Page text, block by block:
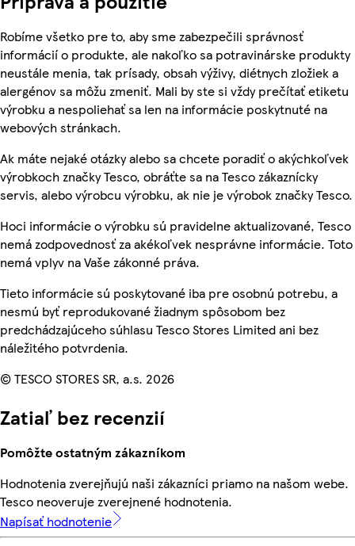
Robíme všetko pre to, aby sme zabezpečili správnosť
informácií o produkte, ale nakoľko sa potravinárske produkty
neustále menia, tak prísady, obsah výživy, diétnych zložiek a
alergénov sa môžu zmeniť. Mali by ste si vždy prečítať etiketu
výrobku a nespoliehať sa len na informácie poskytnuté na
webových stránkach.
Ak máte nejaké otázky alebo sa chcete poradiť o akýchkoľvek
výrobkoch značky Tesco, obráťte sa na Tesco zákaznícky
servis, alebo výrobcu výrobku, ak nie je výrobok značky Tesco.
Hoci informácie o výrobku sú pravidelne aktualizované, Tesco
nemá zodpovednosť za akékoľvek nesprávne informácie. Toto
nemá vplyv na Vaše zákonné práva.
Tieto informácie sú poskytované iba pre osobnú potrebu, a
nesmú byť reprodukované žiadnym spôsobom bez
predchádzajúceho súhlasu Tesco Stores Limited ani bez
náležitého potvrdenia.
© TESCO STORES SR, a.s. 2026
Zatiaľ bez recenzií
Pomôžte ostatným zákazníkom
Hodnotenia zverejňujú naši zákazníci priamo na našom webe.
Tesco neoveruje zverejnené hodnotenia.
Napísať hodnotenie